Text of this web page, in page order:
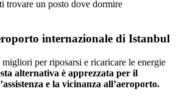
trovare un posto dove dormire
internazionale di Istanbul
per riposarsi e ricaricare le energie
alternativa è apprezzata per il
e la vicinanza all’aeroporto.